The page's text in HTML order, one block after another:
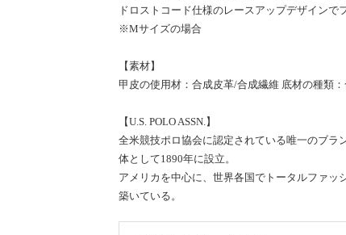
ドロストコード仕様のレースアップデザインで
※Mサイズの場合
【素材】
甲皮の使用材：合成皮革/合成繊維 底材の種類
【U.S. POLO ASSN.】
全米競技ポロ協会に認定されている唯一のブラ
体として1890年に設立。
アメリカを中心に、世界各国でトータルファッ
築いている。